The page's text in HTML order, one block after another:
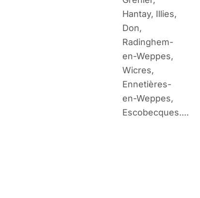
Hantay, Illies,
Don,
Radinghem-
en-Weppes,
Wicres,
Ennetières-
en-Weppes,
Escobecques....